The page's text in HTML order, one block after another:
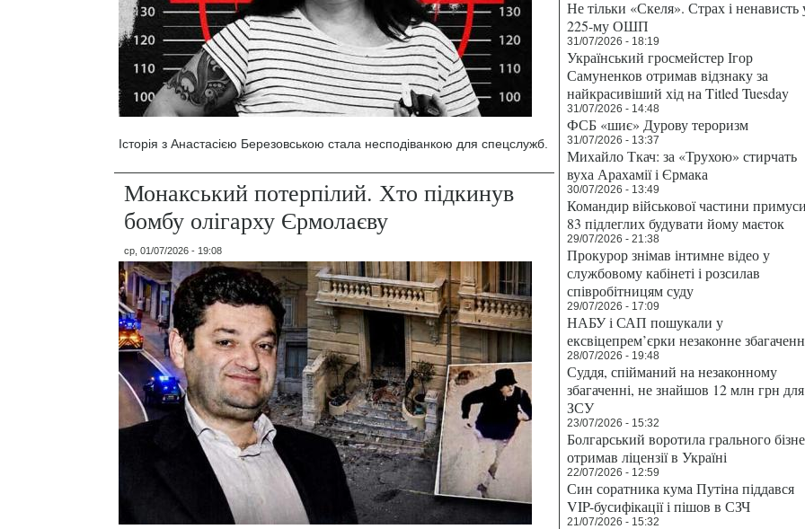
Історія з Анастасією Березовською стала несподіванкою для спецслужб.
Монакський потерпілий. Хто підкинув
бомбу олігарху Єрмолаєву
ср, 01/07/2026 - 19:08
Не тільки «Скеля». Страх і ненависть
225-му ОШП
31/07/2026 - 18:19
Український гросмейстер Ігор
Самуненков отримав відзнаку за
найкрасивіший хід на Titled Tuesday
31/07/2026 - 14:48
ФСБ «шиє» Дурову тероризм
31/07/2026 - 13:37
Михайло Ткач: за «Трухою» стирчать
вуха Арахамії і Єрмака
30/07/2026 - 13:49
Командир військової частини
83 підлеглих будувати йому маєток
29/07/2026 - 21:38
Прокурор знімав інтимне відео у
службовому кабінеті і розсилав
співробітницям суду
29/07/2026 - 17:09
НАБУ і САП пошукали у
ексвіцепрем’єрки незаконне
28/07/2026 - 19:48
Суддя, спійманий на незаконному
збагаченні, не знайшов 12 млн грн для
ЗСУ
23/07/2026 - 15:32
Болгарський воротила грального
отримав ліцензії в Україні
22/07/2026 - 12:59
Син соратника кума Путіна піддався
VIP-бусифікації і пішов в СЗЧ
21/07/2026 - 15:32